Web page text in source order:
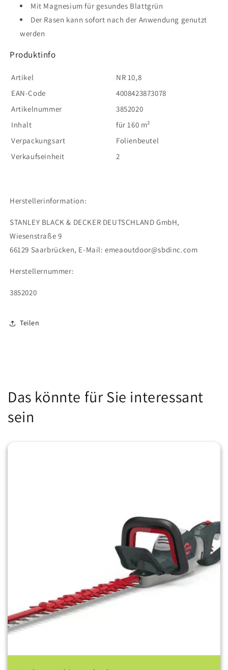
Mit Magnesium für gesundes Blattgrün
Der Rasen kann sofort nach der Anwendung genutzt
werden
Produktinfo
Artikel
NR 10,8
EAN-Code
4008423873078
Artikelnummer
3852020
Inhalt
für 160 m²
Verpackungsart
Folienbeutel
Verkaufseinheit
2
Herstellerinformation:
STANLEY BLACK & DECKER DEUTSCHLAND GmbH,
Wiesenstraße 9
66129 Saarbrücken, E-Mail:emeaoutdoor@sbdinc.com
Herstellernummer:
3852020
Teilen
Das könnte für Sie interessant
sein